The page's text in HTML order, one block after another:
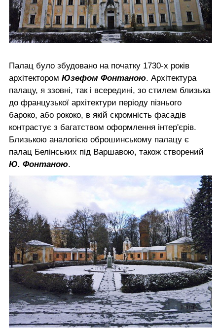
Палац було збудовано на початку 1730-х років
архітектором Юзефом Фонтаною. Архітектура
палацу, я ззовні, так і всередині, зо стилем близька
до французької архітектури періоду пізнього
бароко, або рококо, в якій скромність фасадів
контрастує з багатством оформлення інтер'єрів.
Близькою аналогією оброшинському палацу є
палац Белінських під Варшавою, також створений
Ю. Фонтаною.